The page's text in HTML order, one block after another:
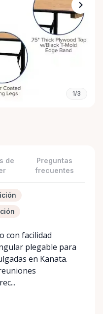
1/3
de
Preguntas
frecuentes
con facilidad
plegable para
en Kanata.